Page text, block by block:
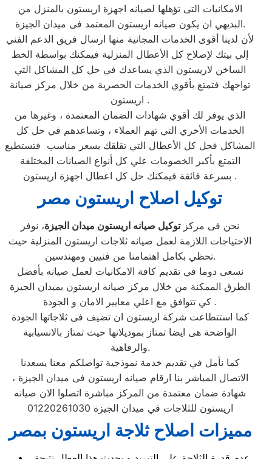
الامكانيات التى تؤهلها لصيانه اجهزة اريستون بالمنزل من
البديهي ان يكون صيانه اريستون المعتمد فى ميدان الجيزة.
لأن لدينا أقوى الخدمات المجانية منها ارسال فريق الدعم الفني
إلي بيتك لإصلاح كل الأعطال المنزلية فيمكنك بواسطة الخط
الساخن لاريستون الذي يساعدك في حل كل المشاكل التي
تواجهك فتمتع بأقوي الخدمات الحصرية من خلال مركز صيانة
اريستون .
الذي يوفر لك أقوي شهادات الضمان المعتمدة ، وغيرها من
الخدمات الأخري التي تهم العملاء ، وتساعدهم في حل كل
المشاكل فحل كل الأعطال التي تقلقك بسعر مناسب فتستطيع
التمتع بأكبر الخصومات علي كل أنواع الصيانات المختلفة
بسرعة فائقة فيمكنك حل كل اعطال اجهزة اريستون .
توكيل اصلاح اريستون مصر
نحن فى مركزتوكيل صيانه اريستون ميدان الجيزة، نوفر
الاحتياجات اللازمة لعمل صيانه ثلاجات اريستون المنزلية حيث
تحظي بكامل اهتمامنا من فنيين ومهندسين.
نسعى دوما في تقديم كافة الامكانيات لعمل صيانه بأفضل
الطرق الممكنة من خلال مركز صيانه اريستون بميدان الجيزة
كي تتوافق مع اعلي معايير الامان و الجودة .
كما استتطاعت شركة اريستون ان تضيف فى ثلاجاتها الجودة
الواضحة هى ايضا تمتاز بموديلاتها حيث تمتاز بالانسيابية
والرفاهية.
كما نأمل في تقديم خدمة نموذجية تواصلكم معنا يسعدنا
الاتصال المباشر بنا ارقام صيانه اريستون فى ميدان الجيزة ،
شهادة ضمان معتمدة من المركز مباشرة اتصلوا الان صيانه
اريستون للثلاجات في ميدان الجيزة 01220261030
مميزات اصلاح ثلاجة اريستون بمصر